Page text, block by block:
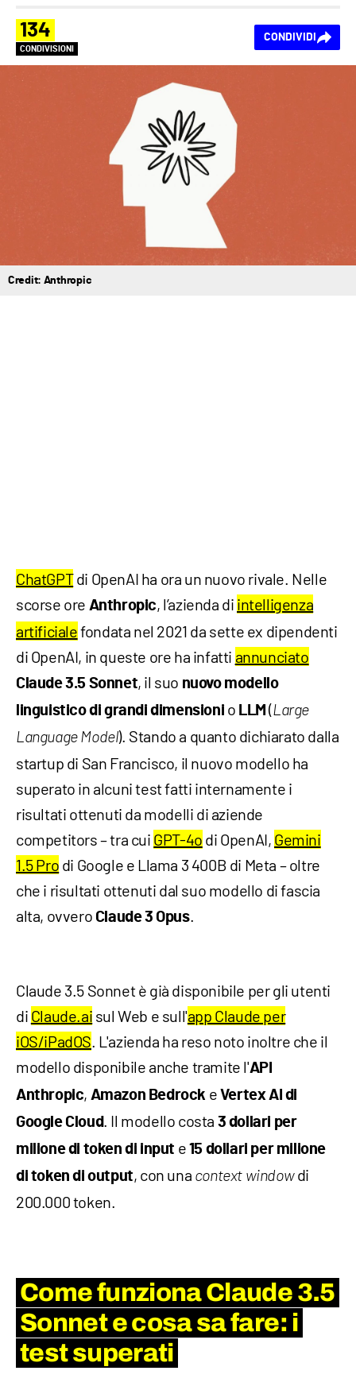
134
CONDIVISIONI
CONDIVIDI
Credit: Anthropic
ChatGPTdi OpenAI ha ora un nuovo rivale. Nelle
scorse ore Anthropic, l’azienda di intelligenza
artificialefondata nel 2021 da sette ex dipendenti
di OpenAI, in queste ore ha infatti annunciato
Claude 3.5 Sonnet, il suo nuovo modello
linguistico di grandi dimensioni o LLM (Large
Language Model). Stando a quanto dichiarato dalla
startup di San Francisco, il nuovo modello ha
superato in alcuni test fatti internamente i
risultati ottenuti da modelli di aziende
competitors – tra cui GPT-4o di OpenAI, Gemini
1.5 Pro di Google e Llama 3 400B di Meta – oltre
che i risultati ottenuti dal suo modello di fascia
alta, ovvero Claude 3 Opus.
Claude 3.5 Sonnet è già disponibile per gli utenti
di Claude.ai sul Web e sull'app Claude per
iOS/iPadOS. L'azienda ha reso noto inoltre che il
modello disponibile anche tramite l'API
Anthropic, Amazon Bedrock e Vertex AI di
Google Cloud. Il modello costa 3 dollari per
milione di token di input e 15 dollari per milione
di token di output, con una context windowdi
200.000 token.
Come funziona Claude 3.5
Sonnet e cosa sa fare: i
test superati